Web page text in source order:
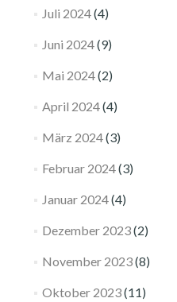
Juli 2024(4)
Juni 2024(9)
Mai 2024(2)
April 2024(4)
März 2024(3)
Februar 2024(3)
Januar 2024(4)
Dezember 2023(2)
November 2023(8)
Oktober 2023(11)